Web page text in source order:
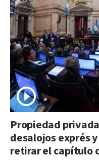
Propiedad
desalojos exprés
retirar el capítulo